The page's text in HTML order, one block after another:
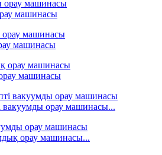
машинасы
машинасы
машинасы
вакуумды орау машинасы...
орау машинасы...